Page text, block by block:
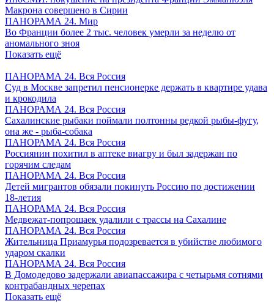
Макрона совершено в Сирии
ПАНОРАМА 24. Мир
Во Франции более 2 тыс. человек умерли за неделю от
аномального зноя
Показать ещё
ПАНОРАМА 24. Вся Россия
Суд в Москве запретил пенсионерке держать в квартире удава
и крокодила
ПАНОРАМА 24. Вся Россия
Сахалинские рыбаки поймали полтонны редкой рыбы-фугу,
она же - рыба-собака
ПАНОРАМА 24. Вся Россия
Россиянин похитил в аптеке виагру и был задержан по
горячим следам
ПАНОРАМА 24. Вся Россия
Детей мигрантов обязали покинуть Россию по достижении
18-летия
ПАНОРАМА 24. Вся Россия
Медвежат-попрошаек удалили с трассы на Сахалине
ПАНОРАМА 24. Вся Россия
Жительница Приамурья подозревается в убийстве любимого
ударом скалки
ПАНОРАМА 24. Вся Россия
В Домодедово задержали авиапассажира с четырьмя сотнями
контрабандных черепах
Показать ещё